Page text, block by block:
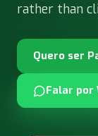
rather than
Quero ser
Falar por